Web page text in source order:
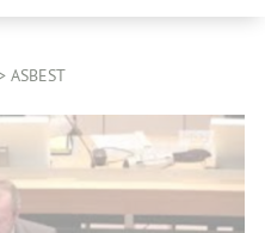
ASBEST